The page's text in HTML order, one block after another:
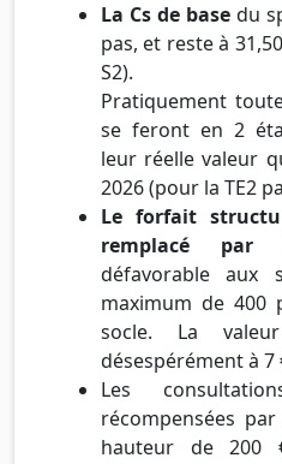
La Cs de base du
pas, et reste à
S2).
Pratiquement
se feront en 2
leur réelle valeur
2026 (pour la TE2
Le forfait
remplacé par
défavorable aux
maximum de 400
socle. La
désespérément à 7
Les
récompensées
hauteur de 200